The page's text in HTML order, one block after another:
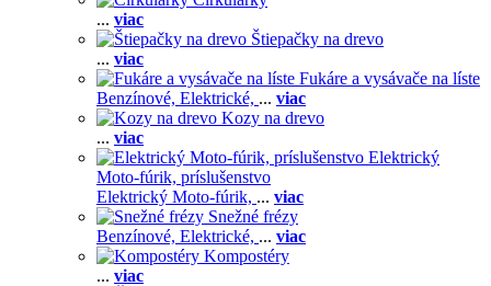
... viac
Štiepačky na drevo
... viac
Fukáre a vysávače na líste
Benzínové, Elektrické, ... viac
Kozy na drevo
... viac
Elektrický
Moto-fúrik, príslušenstvo
Elektrický Moto-fúrik, ... viac
Snežné frézy
Benzínové, Elektrické, ... viac
Kompostéry
... viac